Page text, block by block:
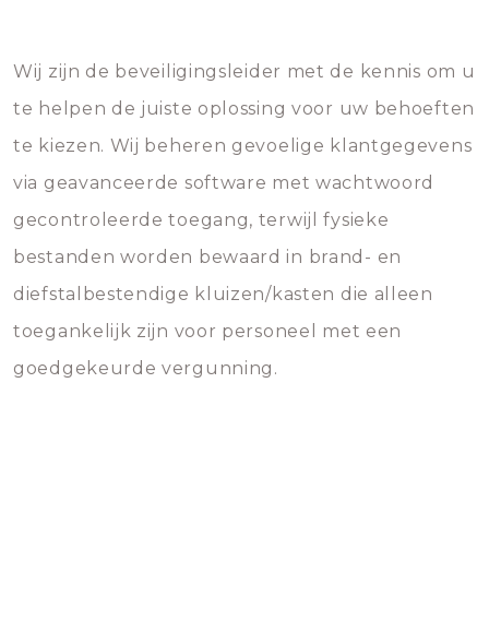
Wij zijn de beveiligingsleider met de kennis om u
te helpen de juiste oplossing voor uw behoeften
te kiezen. Wij beheren gevoelige klantgegevens
via geavanceerde software met wachtwoord
gecontroleerde toegang, terwijl fysieke
bestanden worden bewaard in brand- en
diefstalbestendige kluizen/kasten die alleen
toegankelijk zijn voor personeel met een
goedgekeurde vergunning.